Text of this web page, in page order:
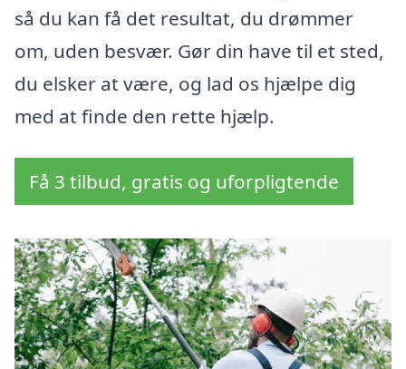
så du kan få det resultat, du drømmer
om, uden besvær. Gør din have til et sted,
du elsker at være, og lad os hjælpe dig
med at finde den rette hjælp.
Få 3 tilbud, gratis og uforpligtende